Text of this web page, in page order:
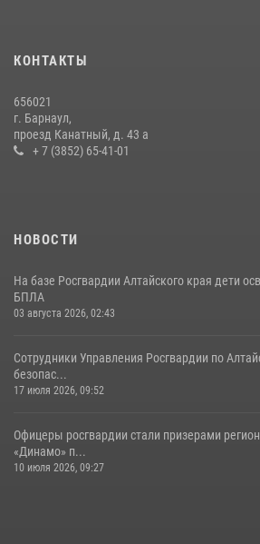
КОНТАКТЫ
656021
г. Барнаул,
проезд Канатный, д. 43 а
+ 7 (3852) 65-41-01
НОВОСТИ
На базе Росгвардии Алтайского края дети
БПЛА
03 августа 2026, 02:43
Сотрудники Управления Росгвардии по
безопас...
17 июля 2026, 09:52
Офицеры росгвардии стали призерами
«Динамо» п...
10 июля 2026, 09:27